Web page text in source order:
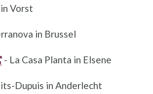
Vorst
een nieuw venster
in Brussel
opent een nieuw venster
- La Casa Planta in Elsene
Dupuis in Anderlecht